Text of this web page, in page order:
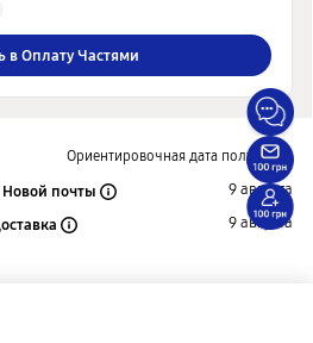
в Оплату Частями
Ориентировочная дата получения
Новой почты
9 августа
9 августа